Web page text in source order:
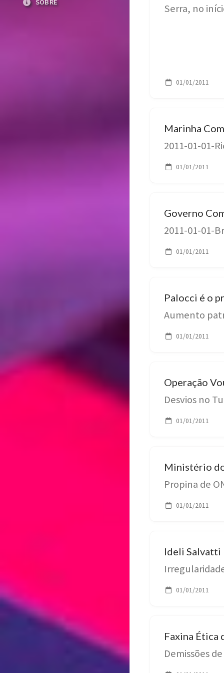
SOBRE
Serra, no
01/01/2011
Marinha
2011-01-01-
01/01/2011
Governo
2011-01-01-
01/01/2011
Palocci é o
Aumento
01/01/2011
Operação
Desvios no
01/01/2011
Ministério
Propina de
01/01/2011
Ideli Salvatti
01/01/2011
Faxina Ética
Demissões